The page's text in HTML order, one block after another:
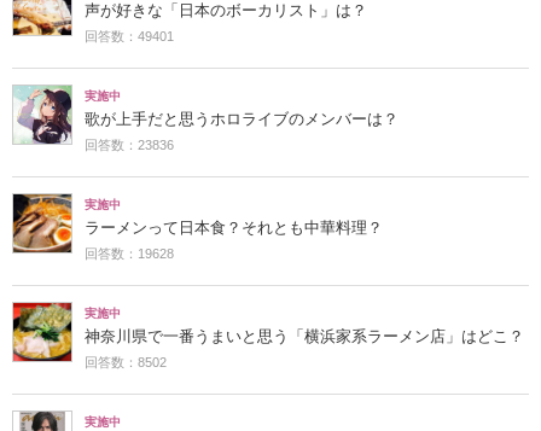
声が好きな「日本のボーカリスト」は？
回答数：49401
実施中
歌が上手だと思うホロライブのメンバーは？
回答数：23836
実施中
ラーメンって日本食？それとも中華料理？
回答数：19628
実施中
神奈川県で一番うまいと思う「横浜家系ラーメン店」はどこ？
回答数：8502
実施中